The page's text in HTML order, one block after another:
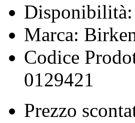
Disponibilità:
Marca:
Codice
0129421
Prezzo